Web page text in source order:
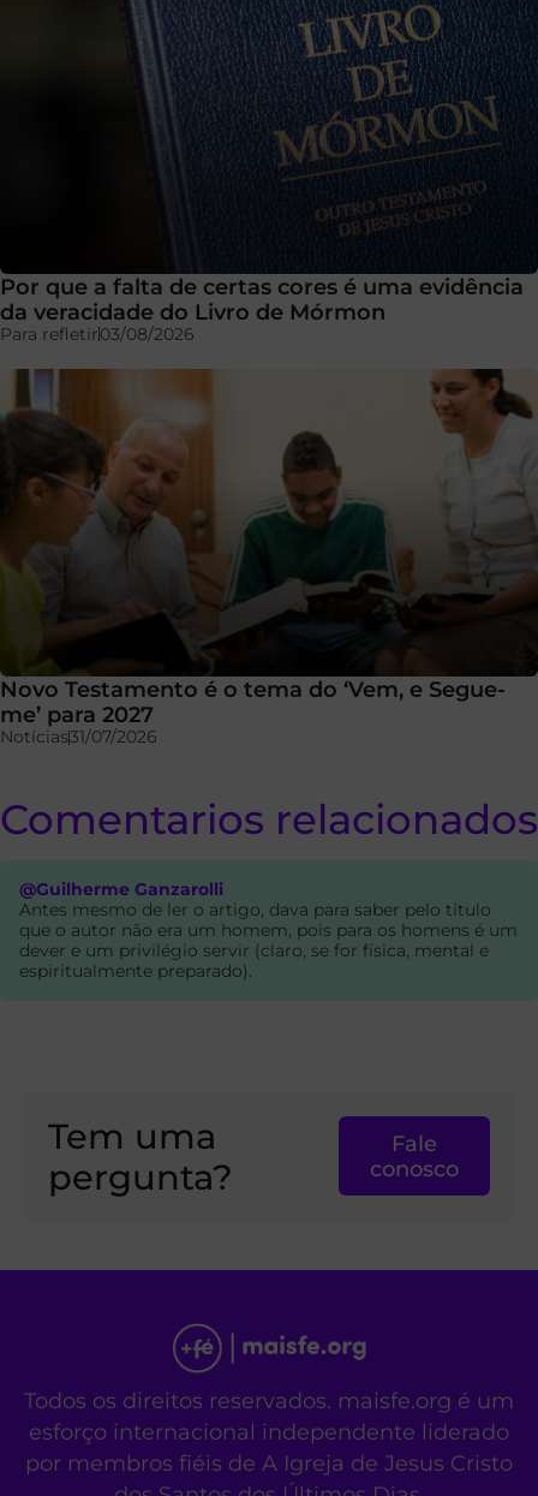
Por que a falta de certas cores é uma evidência
da veracidade do Livro de Mórmon
Para refletir03/08/2026
Novo Testamento é o tema do ‘Vem, e Segue-
me’ para 2027
Notícias31/07/2026
Comentarios relacionados
@Guilherme Ganzarolli
Antes mesmo de ler o artigo, dava para saber pelo título
que o autor não era um homem, pois para os homens é um
dever e um privilégio servir (claro, se for física, mental e
espiritualmente preparado).
Tem uma
pergunta?
Fale
conosco
Todos os direitos reservados. maisfe.org é um
esforço internacional independente liderado
por membros fiéis de A Igreja de Jesus Cristo